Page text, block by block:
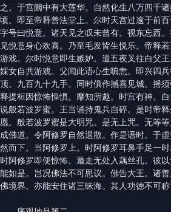
之。于宫阙中有大莲华。自然化生八万四千
顷。即至帝释善法堂上。尔时天宫过逾于前
字号曰悦意。诸天见之叹未曾有。视东忘西
见悦意身心欢喜。乃至毛发皆生悦乐。帝释
游戏。尔时悦意即生嫉妒。遣五夜叉往白父
婇女自共游戏。父闻此语心生嗔恚。即兴四
顶。九百九十九手。同时俱作撼喜见城。摇须
释提桓因惊怖惶惧。靡知所趣。时宫有神。
说般若波罗蜜。王当诵持鬼兵自碎。是时帝
愿。般若波罗蜜是大明咒。是无上咒。无等
成佛道。令阿修罗自然退散。作是语时。于
然而下。当阿修罗上。时阿修罗耳鼻手足一时
时阿修罗即便惊怖。遁走无处入藕丝孔。彼
能如是。岂况佛法不可思议。佛告大王。诸
佛境界。亦能安住诸三昧海。其人功德不可称